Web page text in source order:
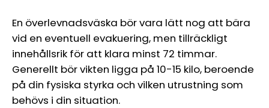
En överlevnadsväska bör vara lätt nog att bära
vid en eventuell evakuering, men tillräckligt
innehållsrik för att klara minst 72 timmar.
Generellt bör vikten ligga på 10-15 kilo, beroende
på din fysiska styrka och vilken utrustning som
behövs i din situation.